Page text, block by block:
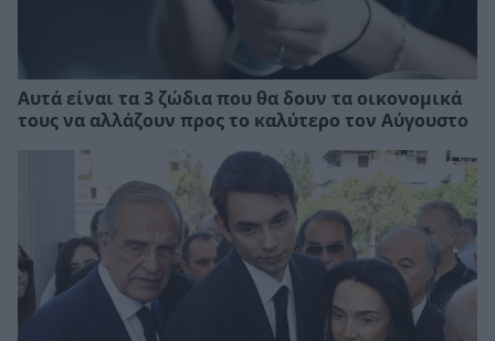
Αυτά είναι τα 3 ζώδια που θα δουν τα οικονομικά
τους να αλλάζουν προς το καλύτερο τον Αύγουστο